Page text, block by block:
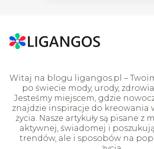
Witaj na blogu ligangos.pl –
po świecie mody, urody,
Jesteśmy miejscem, gdzie
znajdzie inspiracje do kreowania
życia. Nasze artykuły są pisane z
aktywnej, świadomej i
trendów, ale i sposobów na